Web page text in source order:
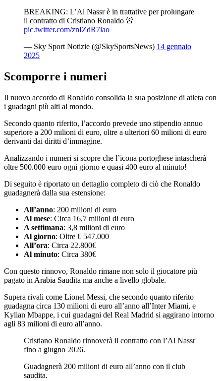
BREAKING: L’Al Nassr è in trattative per prolungare
il contratto di Cristiano Ronaldo 🚨
pic.twitter.com/znIZdR7lao
— Sky Sport Notizie (@SkySportsNews) 14 gennaio
2025
Scomporre i numeri
Il nuovo accordo di Ronaldo consolida la sua posizione di atleta con
i guadagni più alti al mondo.
Secondo quanto riferito, l’accordo prevede uno stipendio annuo
superiore a 200 milioni di euro, oltre a ulteriori 60 milioni di euro
derivanti dai diritti d’immagine.
Analizzando i numeri si scopre che l’icona portoghese intascherà
oltre 500.000 euro ogni giorno e quasi 400 euro al minuto!
Di seguito è riportato un dettaglio completo di ciò che Ronaldo
guadagnerà dalla sua estensione:
All’anno: 200 milioni di euro
Al mese: Circa 16,7 milioni di euro
A settimana: 3,8 milioni di euro
Al giorno: Oltre € 547.000
All’ora: Circa 22.800€
Al minuto: Circa 380€
Con questo rinnovo, Ronaldo rimane non solo il giocatore più
pagato in Arabia Saudita ma anche a livello globale.
Supera rivali come Lionel Messi, che secondo quanto riferito
guadagna circa 130 milioni di euro all’anno all’Inter Miami, e
Kylian Mbappe, i cui guadagni del Real Madrid si aggirano intorno
agli 83 milioni di euro all’anno.
Cristiano Ronaldo rinnoverà il contratto con l’Al Nassr
fino a giugno 2026.
Guadagnerà 200 milioni di euro all’anno con il club
saudita.